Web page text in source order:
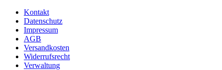
Kontakt
Datenschutz
Impressum
AGB
Versandkosten
Widerrufsrecht
Verwaltung